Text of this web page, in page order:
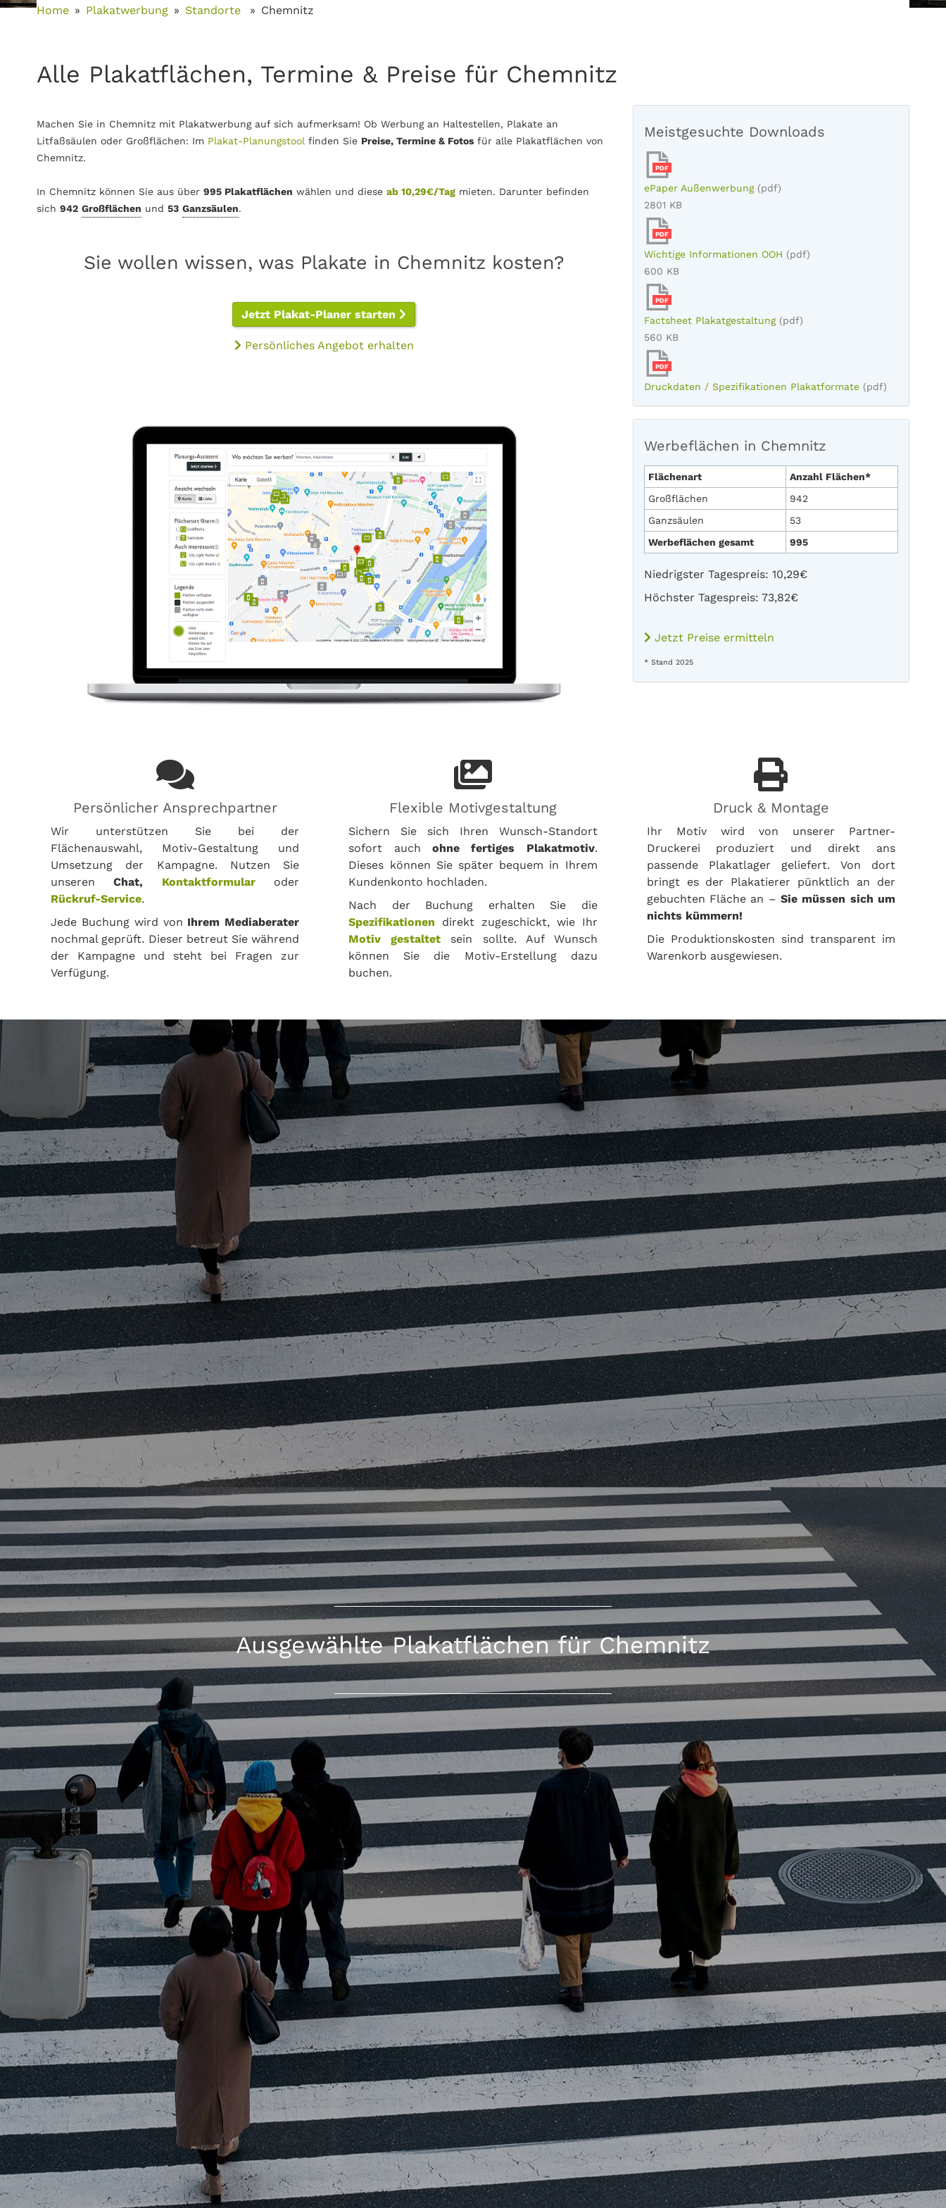
Home Plakatwerbung Standorte Chemnitz
Alle Plakatflächen, Termine & Preise für Chemnitz
Machen Sie in Chemnitz mit Plakatwerbung auf sich aufmerksam! Ob Werbung an Haltestellen, Plakate an
Litfaßsäulen oder Großflächen: Im Plakat-Planungstool finden Sie Preise, Termine & Fotos für alle Plakatflächen von
Chemnitz.
In Chemnitz können Sie aus über 995 Plakatflächen wählen und diese ab 10,29€/Tag mieten. Darunter befinden
sich 942 Großflächen und 53 Ganzsäulen.
Sie wollen wissen, was Plakate in Chemnitz kosten?
Jetzt Plakat-Planer starten
Persönliches Angebot erhalten
Meistgesuchte Downloads
PDF
ePaper Außenwerbung (pdf)
2801 KB
PDF
Wichtige Informationen OOH (pdf)
600 KB
PDF
Factsheet Plakatgestaltung (pdf)
560 KB
PDF
Druckdaten / Spezifikationen Plakatformate (pdf)
Werbeflächen in Chemnitz
Flächenart
Anzahl Flächen*
Großflächen
942
Ganzsäulen
53
Werbeflächen gesamt
995
Niedrigster Tagespreis: 10,29€
Höchster Tagespreis: 73,82€
Jetzt Preise ermitteln
* Stand 2025
Persönlicher Ansprechpartner
Wir unterstützen Sie bei der
Flächenauswahl, Motiv-Gestaltung und
Umsetzung der Kampagne. Nutzen Sie
unserenChat, Kontaktformularoder
Rückruf-Service.
Jede Buchung wird von Ihrem Mediaberater
nochmal geprüft. Dieser betreut Sie während
der Kampagne und steht bei Fragen zur
Verfügung.
Flexible Motivgestaltung
Sichern Sie sich Ihren Wunsch-Standort
sofort auch ohne fertiges Plakatmotiv.
Dieses können Sie später bequem in Ihrem
Kundenkonto hochladen.
Nach der Buchung erhalten Sie die
Spezifikationen direkt zugeschickt, wie Ihr
Motiv gestaltet sein sollte. Auf Wunsch
können Sie die Motiv-Erstellung dazu
buchen.
Druck & Montage
Ihr Motiv wird von unserer Partner-
Druckerei produziert und direkt ans
passende Plakatlager geliefert. Von dort
bringt es der Plakatierer pünktlich an der
gebuchten Fläche an – Sie müssen sich um
nichts kümmern!
Die Produktionskosten sind transparent im
Warenkorb ausgewiesen.
Ausgewählte Plakatflächen für Chemnitz